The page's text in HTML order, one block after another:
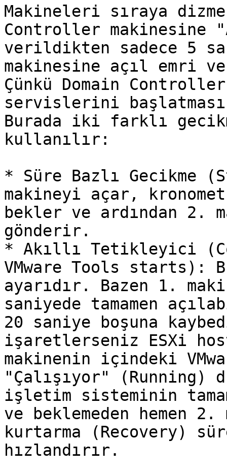
Makineleri sıraya
Controller makinesine
verildikten sadece 5
makinesine açıl emri
Çünkü Domain
servislerini
Burada iki farklı
kullanılır:
* Süre Bazlı Gecikme
makineyi açar,
bekler ve ardından 2.
gönderir.
* Akıllı Tetikleyici
VMware Tools starts):
ayarıdır. Bazen 1.
saniyede tamamen
20 saniye boşuna
işaretlerseniz ESXi
makinenin içindeki
"Çalışıyor" (Running)
işletim sisteminin
ve beklemeden hemen
kurtarma (Recovery)
hızlandırır.